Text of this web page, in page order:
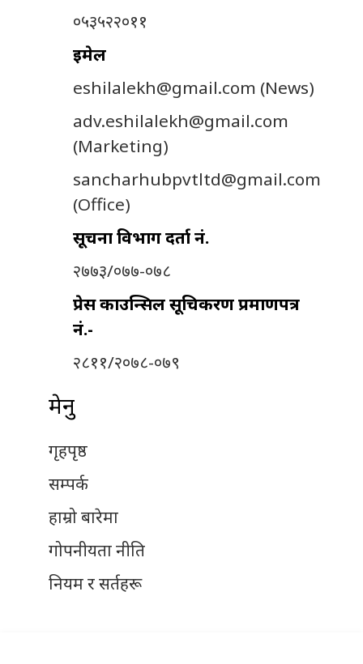
०५३५२२०११
इमेल
eshilalekh@gmail.com (News)
adv.eshilalekh@gmail.com
(Marketing)
sancharhubpvtltd@gmail.com
(Office)
सूचना विभाग दर्ता नं.
२७७३/०७७-०७८
प्रेस काउन्सिल सूचिकरण प्रमाणपत्र
नं.-
२८११/२०७८-०७९
मेनु
गृहपृष्ठ
सम्पर्क
हाम्रो बारेमा
गोपनीयता नीति
नियम र सर्तहरू